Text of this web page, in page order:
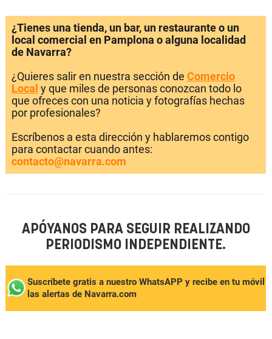
¿Tienes una tienda, un bar, un restaurante o un
local comercial en Pamplona o alguna localidad
de Navarra?
¿Quieres salir en nuestra sección de Comercio
Local y que miles de personas conozcan todo lo
que ofreces con una noticia y fotografías hechas
por profesionales?
Escríbenos a esta dirección y hablaremos contigo
para contactar cuando antes:
contacto@navarra.com
APÓYANOS PARA SEGUIR REALIZANDO
PERIODISMO INDEPENDIENTE.
Suscríbete gratis a nuestro WhatsAPP y recibe en tu móvil
las alertas de Navarra.com